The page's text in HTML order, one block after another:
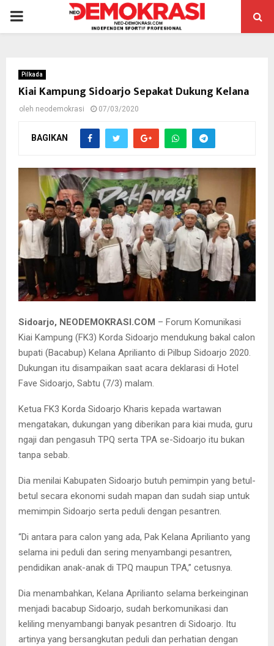
PRIMARY
Pilkada
Kiai Kampung Sidoarjo Sepakat Dukung Kelana
oleh neodemokrasi 07/03/2020
BAGIKAN
FK3 Sidoarjo ketika deklarasi mendukung Kelana Aprilianto, Sabtu
(7/3) malam.
Sidoarjo, NEODEMOKRASI.COM – Forum Komunikasi
Kiai Kampung (FK3) Korda Sidoarjo mendukung bakal calon
bupati (Bacabup) Kelana Aprilianto di Pilbup Sidoarjo 2020.
Dukungan itu disampaikan saat acara deklarasi di Hotel
Fave Sidoarjo, Sabtu (7/3) malam.
Ketua FK3 Korda Sidoarjo Kharis kepada wartawan
mengatakan, dukungan yang diberikan para kiai muda, guru
ngaji dan pengasuh TPQ serta TPA se-Sidoarjo itu bukan
tanpa sebab.
Dia menilai Kabupaten Sidoarjo butuh pemimpin yang betul-
betul secara ekonomi sudah mapan dan sudah siap untuk
memimpin Sidoarjo serta peduli dengan pesantren.
“Di antara para calon yang ada, Pak Kelana Aprilianto yang
selama ini peduli dan sering menyambangi pesantren,
pendidikan anak-anak di TPQ maupun TPA,” cetusnya.
Dia menambahkan, Kelana Aprilianto selama berkeinginan
menjadi bacabup Sidoarjo, sudah berkomunikasi dan
keliling menyambangi banyak pesantren di Sidoarjo. Itu
artinya yang bersangkutan peduli dan perhatian dengan